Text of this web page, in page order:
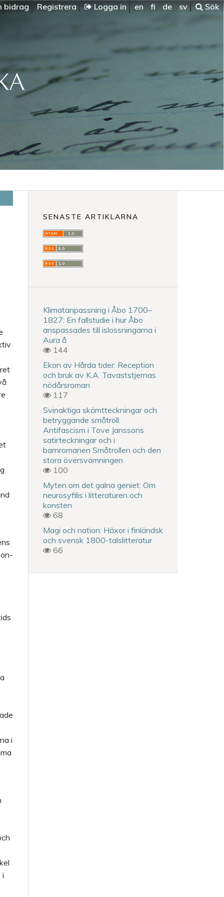
bidrag Registrera Logga in en fi de sv Sök
i
i
SENASTE ARTIKLARNA
Klimatanpassning i Åbo 1700–
1827: En fallstudie i hur Åbo
anspassades till islossningarna i
Aura å
144
Ekon av Hårda tider: Reception
och bruk av K.A. Tavaststjernas
nödårsroman
117
Svinaktiga skämtteckningar och
betryggande småtroll:
Antifascism i Tove Janssons
satirteckningar och i
barnromanen Småtrollen och den
stora översvämningen
100
Myten om det galna geniet: Om
neurosyfilis i litteraturen och
konsten
68
Magi och nation: Häxor i finländsk
och svensk 1800-talslitteratur
66